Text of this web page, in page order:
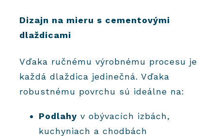
Dizajn na mieru s cementovými
dlaždicami
Vďaka ručnému výrobnému procesu je
každá dlaždica jedinečná. Vďaka
robustnému povrchu sú ideálne na:
Podlahy v obývacích izbách,
kuchyniach a chodbách